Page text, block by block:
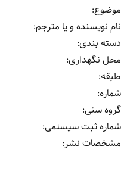
موضوع:
نام نویسنده و یا مترجم:
دسته بندی:
محل نگهداری:
طبقه:
شماره:
گروه سنی:
شماره ثبت سیستمی:
مشخصات نشر: ‏‫